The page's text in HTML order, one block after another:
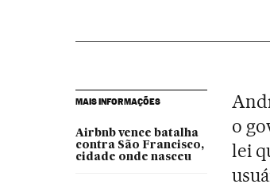
MAIS INFORMAÇÕES
Airbnb vence batalha
contra São Francisco,
cidade onde nasceu
o
lei